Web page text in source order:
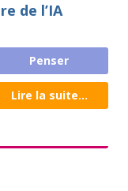
de l’IA
Penser
Lire la suite...